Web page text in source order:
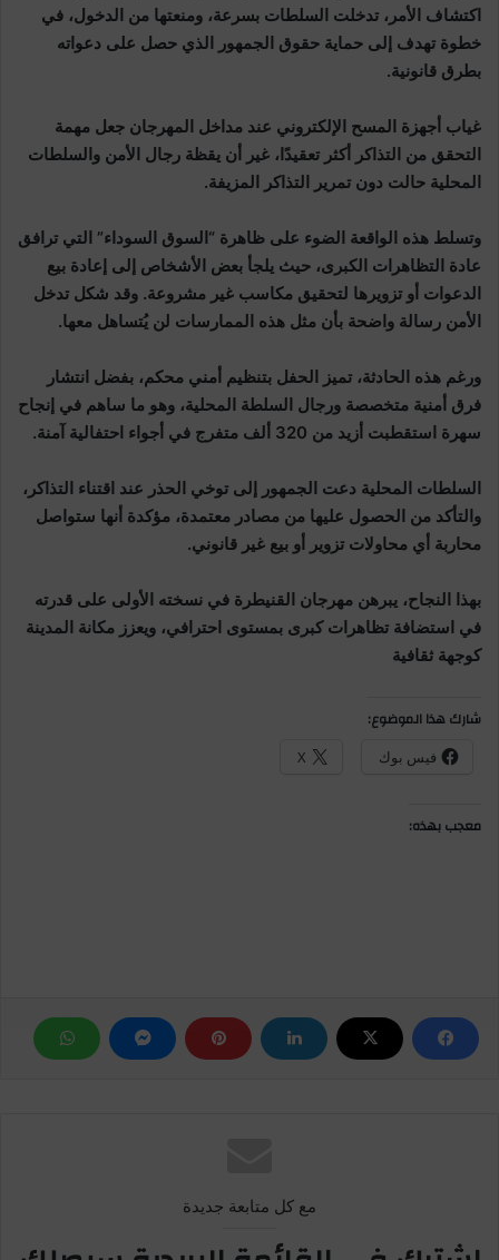
اكتشاف الأمر، تدخلت السلطات بسرعة، ومنعتها من الدخول، في
خطوة تهدف إلى حماية حقوق الجمهور الذي حصل على دعواته
بطرق قانونية.
غياب أجهزة المسح الإلكتروني عند مداخل المهرجان جعل مهمة
التحقق من التذاكر أكثر تعقيدًا، غير أن يقظة رجال الأمن والسلطات
المحلية حالت دون تمرير التذاكر المزيفة.
وتسلط هذه الواقعة الضوء على ظاهرة “السوق السوداء” التي ترافق
عادة التظاهرات الكبرى، حيث يلجأ بعض الأشخاص إلى إعادة بيع
الدعوات أو تزويرها لتحقيق مكاسب غير مشروعة. وقد شكل تدخل
الأمن رسالة واضحة بأن مثل هذه الممارسات لن يُتساهل معها.
ورغم هذه الحادثة، تميز الحفل بتنظيم أمني محكم، بفضل انتشار
فرق أمنية متخصصة ورجال السلطة المحلية، وهو ما ساهم في إنجاح
سهرة استقطبت أزيد من 320 ألف متفرج في أجواء احتفالية آمنة.
السلطات المحلية دعت الجمهور إلى توخي الحذر عند اقتناء التذاكر،
والتأكد من الحصول عليها من مصادر معتمدة، مؤكدة أنها ستواصل
محاربة أي محاولات تزوير أو بيع غير قانوني.
بهذا النجاح، يبرهن مهرجان القنيطرة في نسخته الأولى على قدرته
في استضافة تظاهرات كبرى بمستوى احترافي، ويعزز مكانة المدينة
كوجهة ثقافية
شارك هذا الموضوع:
فيس بوك X
معجب بهذه:
مع كل متابعة جديدة